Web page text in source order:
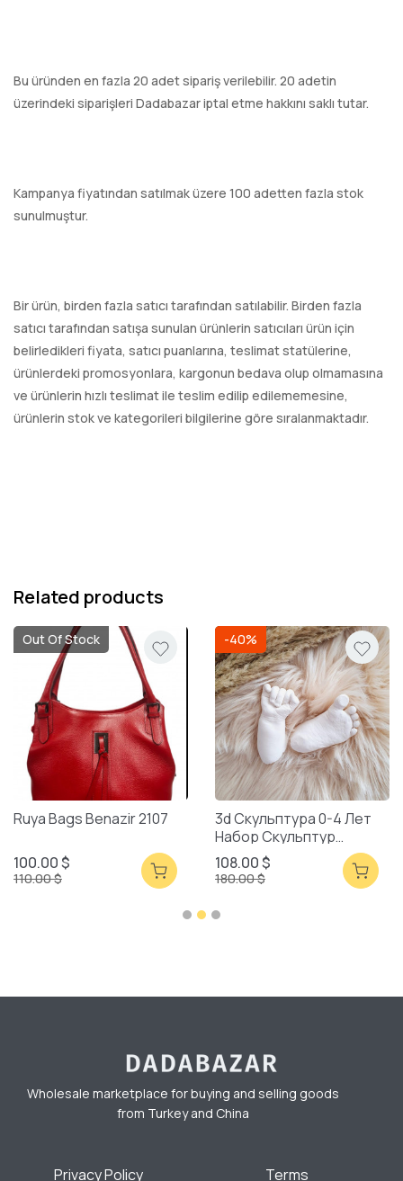
Bu üründen en fazla 20 adet sipariş verilebilir. 20 adetin
üzerindeki siparişleri Dadabazar iptal etme hakkını saklı tutar.
Kampanya fiyatından satılmak üzere 100 adetten fazla stok
sunulmuştur.
Bir ürün, birden fazla satıcı tarafından satılabilir. Birden fazla
satıcı tarafından satışa sunulan ürünlerin satıcıları ürün için
belirledikleri fiyata, satıcı puanlarına, teslimat statülerine,
ürünlerdeki promosyonlara, kargonun bedava olup olmamasına
ve ürünlerin hızlı teslimat ile teslim edilip edilememesine,
ürünlerin stok ve kategorileri bilgilerine göre sıralanmaktadır.
Related products
Out Of Stock
Ruya Bags Benazir 2107
100.00 $
110.00 $
-40%
3d Скульптура 0-4 Лет
Набор Скульптур
Смешанная Упаковка
108.00 $
180.00 $
Wholesale marketplace for buying and selling goods
from Turkey and China
Privacy Policy Terms